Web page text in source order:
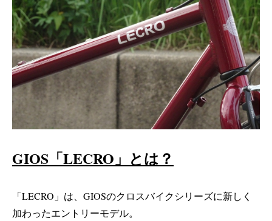
GIOS「LECRO」とは？
「LECRO」は、GIOSのクロスバイクシリーズに新しく
加わったエントリーモデル。